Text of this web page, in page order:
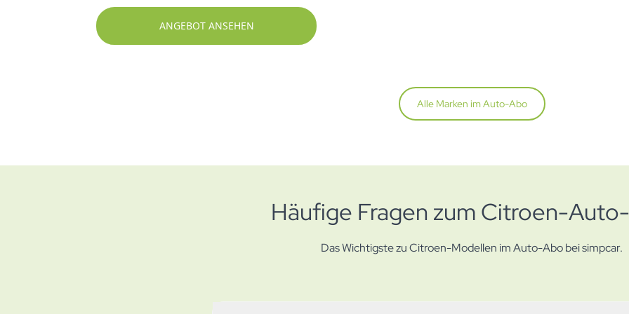
ANGEBOT ANSEHEN
Alle Marken im Auto-Abo
Häufige Fragen zum Citroen-
Das Wichtigste zu Citroen-Modellen im Auto-Abo bei simpcar.